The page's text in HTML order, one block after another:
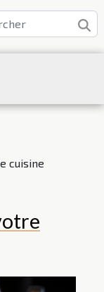
cuisine